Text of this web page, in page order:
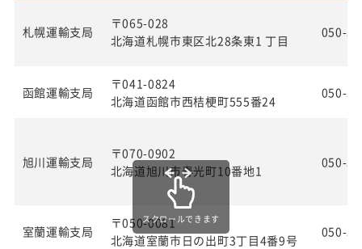
札幌運輸支局
〒065-028
北海道札幌市東区北28条東1 丁目
050-
函館運輸支局
〒041-0824
北海道函館市西桔梗町555番24
050-
旭川運輸支局
〒070-0902
北海道旭川市春光町10番地1
050-
室蘭運輸支局
〒050-0081
北海道室蘭市日の出町3丁目4番9号
050-
スクロールできます